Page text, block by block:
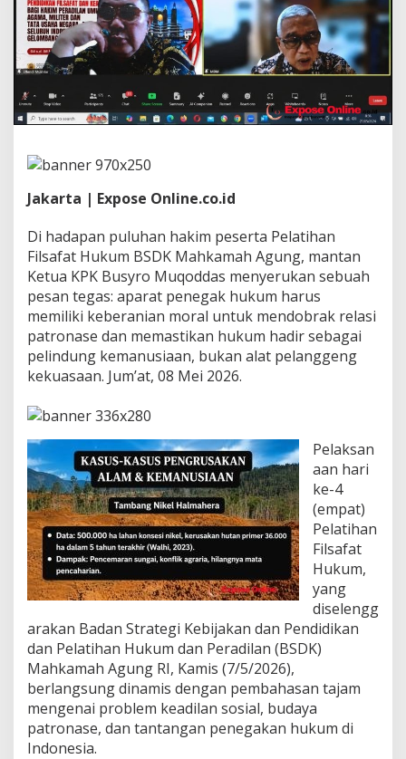
r
i
t
i
B
u
P
t
r
o
n
a
s
d
a
n
s
i
s
K
e
a
d
i
a
n
o
s
i
a
l
Jakarta | Expose Online.co.id
Di hadapan puluhan hakim peserta Pelatihan
Filsafat Hukum BSDK Mahkamah Agung, mantan
Ketua KPK Busyro Muqoddas menyerukan sebuah
pesan tegas: aparat penegak hukum harus
memiliki keberanian moral untuk mendobrak relasi
patronase dan memastikan hukum hadir sebagai
pelindung kemanusiaan, bukan alat pelanggeng
kekuasaan. Jum’at, 08 Mei 2026.
Pelaksan
aan hari
ke-4
(empat)
Pelatihan
Filsafat
Hukum,
yang
diselengg
arakan Badan Strategi Kebijakan dan Pendidikan
dan Pelatihan Hukum dan Peradilan (BSDK)
Mahkamah Agung RI, Kamis (7/5/2026),
berlangsung dinamis dengan pembahasan tajam
mengenai problem keadilan sosial, budaya
patronase, dan tantangan penegakan hukum di
Indonesia.